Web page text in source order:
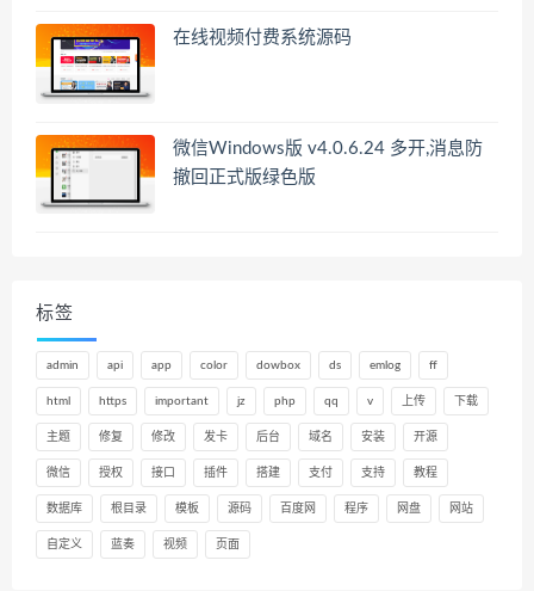
在线视频付费系统源码
微信Windows版 v4.0.6.24 多开,消息防
撤回正式版绿色版
标签
admin api app color dowbox ds emlog ff
html https important jz php qq v 上传 下载
主题 修复 修改 发卡 后台 域名 安装 开源
微信 授权 接口 插件 搭建 支付 支持 教程
数据库 根目录 模板 源码 百度网 程序 网盘 网站
自定义 蓝奏 视频 页面